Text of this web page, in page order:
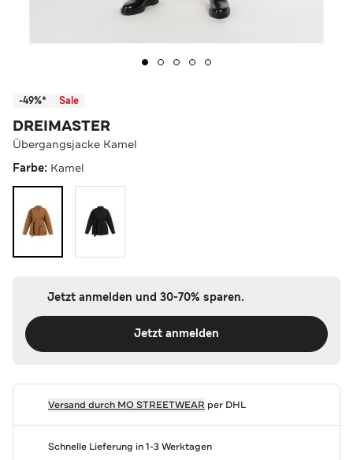
-49%* Sale
DREIMASTER
Übergangsjacke Kamel
Farbe: Kamel
Jetzt anmelden und 30-70% sparen.
Jetzt anmelden
Versand durch MO STREETWEAR per DHL
Schnelle Lieferung in 1-3 Werktagen